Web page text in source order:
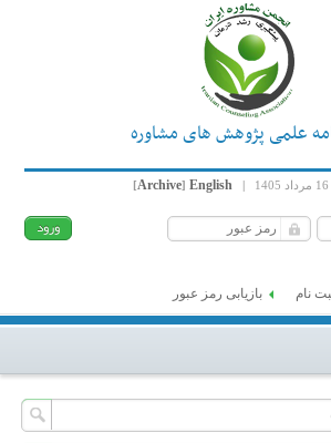
علمی پژوهش های مشاوره
|
English
[Archive]
نام بازیابی رمز عبور